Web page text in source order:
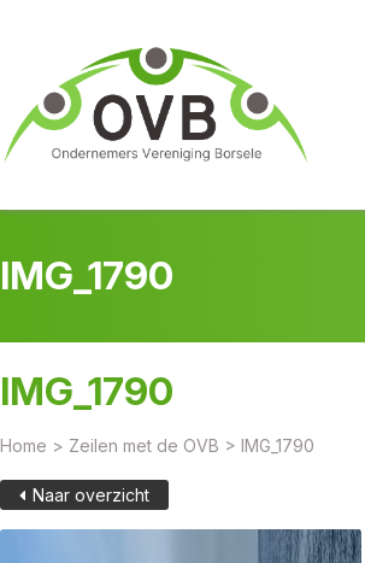
IMG_1790
IMG_1790
Home > Zeilen met de OVB > IMG_1790
Naar overzicht